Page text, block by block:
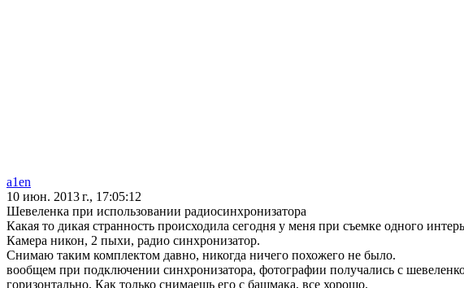
a1en
10 июн. 2013 г., 17:05:12
Шевеленка при использовании радиосинхронизатора
Какая то дикая странность происходила сегодня у меня при съемке одного
Камера никон, 2 пыхи, радио синхронизатор.
Снимаю таким комплектом давно, никогда ничего похожего не было.
вообщем при подключении синхронизатора, фотографии получались с
горизонтально. Как только снимаешь его с башмака, все хорошо.